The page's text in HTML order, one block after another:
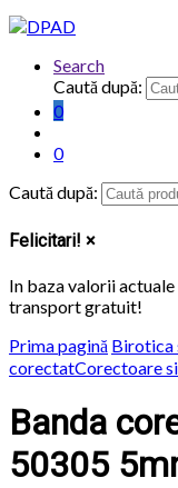
Search
Caută după:
0
0
Caută după:
Felicitari! ×
In baza valorii
transportgratuit!
Prima pagină Birotica
corectatCorectoare
Banda
50305